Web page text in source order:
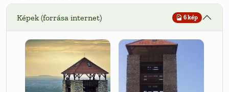
Képek (forrása internet) 6 kép